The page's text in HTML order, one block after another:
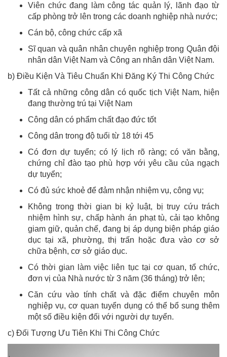
Viên chức đang làm công tác quản lý, lãnh đạo từ
cấp phòng trở lên trong các doanh nghiệp nhà nước;
Cán bộ, công chức cấp xã
Sĩ quan và quân nhân chuyên nghiệp trong Quân đội
nhân dân Việt Nam và Công an nhân dân Việt Nam.
b) Điều Kiện Và Tiêu Chuẩn Khi Đăng Ký Thi Công Chức
Tất cả những công dân có quốc tịch Việt Nam, hiện
đang thường trú tại Việt Nam
Công dân có phẩm chất đạo đức tốt
Công dân trong độ tuổi từ 18 tới 45
Có đơn dự tuyển; có lý lịch rõ ràng; có văn bằng,
chứng chỉ đào tạo phù hợp với yêu cầu của ngạch
dự tuyển;
Có đủ sức khoẻ để đảm nhận nhiệm vụ, công vụ;
Không trong thời gian bị kỷ luật, bị truy cứu trách
nhiệm hình sự, chấp hành án phạt tù, cải tạo không
giam giữ, quản chế, đang bị áp dụng biện pháp giáo
dục tại xã, phường, thị trấn hoặc đưa vào cơ sở
chữa bệnh, cơ sở giáo dục.
Có thời gian làm việc liên tục tại cơ quan, tổ chức,
đơn vị của Nhà nước từ 3 năm (36 tháng) trở lên;
Căn cứu vào tính chất và đặc điểm chuyên môn
nghiệp vụ, cơ quan tuyển dụng có thể bổ sung thêm
một số điều kiện đối với người dự tuyển.
c) Đối Tượng Ưu Tiên Khi Thi Công Chức